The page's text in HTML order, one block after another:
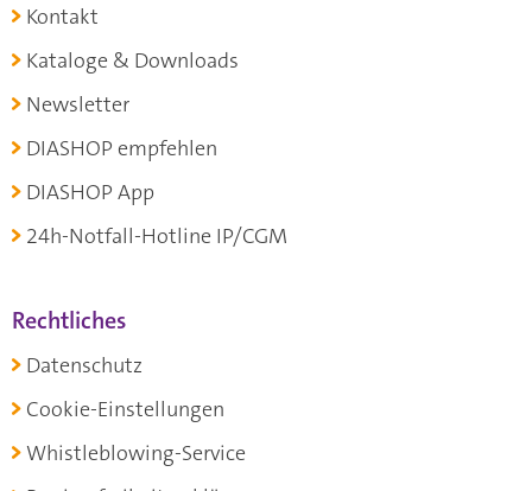
Kontakt
Kataloge & Downloads
Newsletter
DIASHOP empfehlen
DIASHOP App
24h-Notfall-Hotline IP/CGM
Rechtliches
Datenschutz
Cookie-Einstellungen
Whistleblowing-Service